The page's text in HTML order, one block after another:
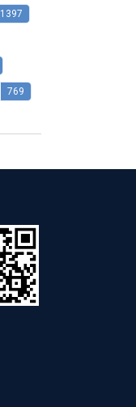
1397
769